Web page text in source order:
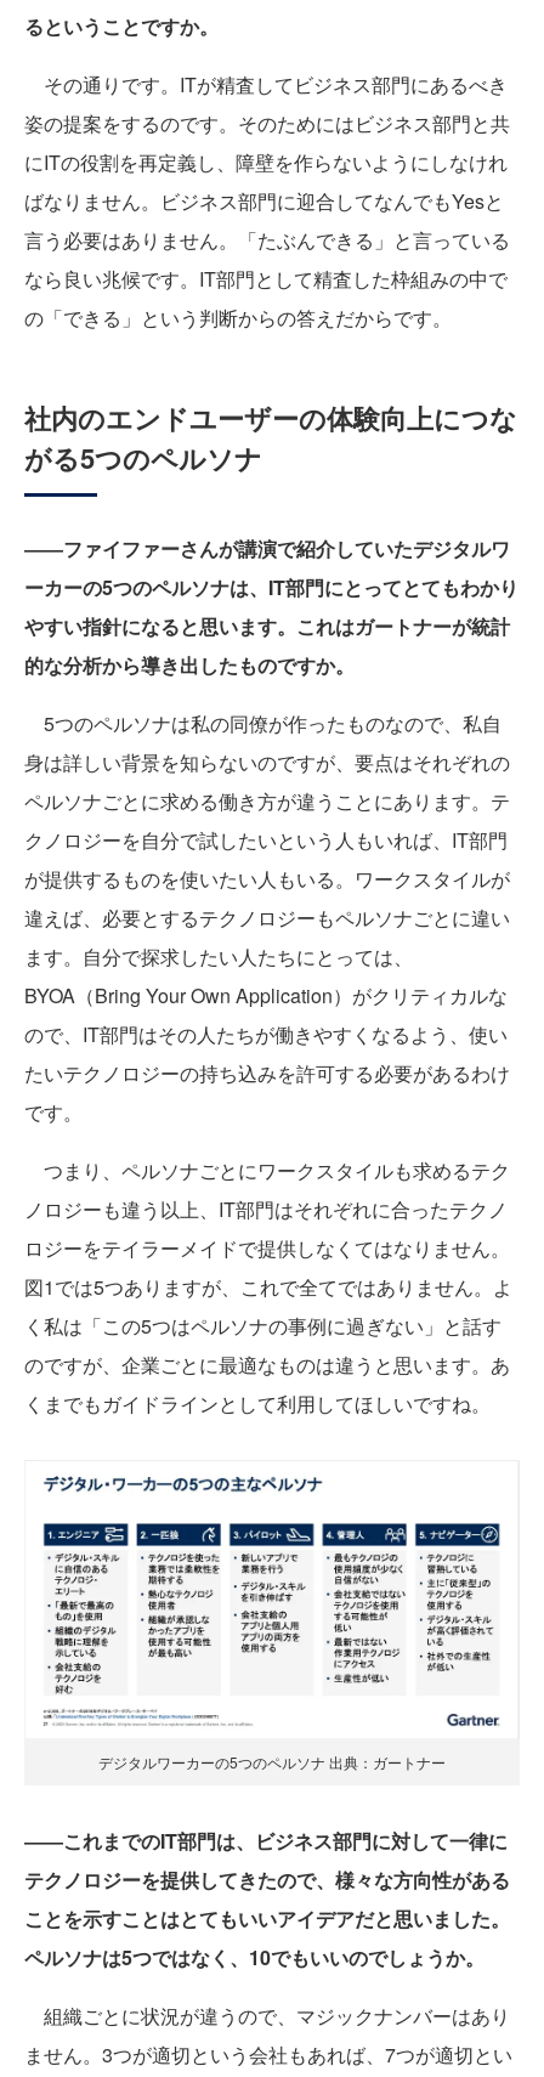
るということですか。
その通りです。ITが精査してビジネス部門にあるべき
姿の提案をするのです。そのためにはビジネス部門と共
にITの役割を再定義し、障壁を作らないようにしなけれ
ばなりません。ビジネス部門に迎合してなんでもYesと
言う必要はありません。「たぶんできる」と言っている
なら良い兆候です。IT部門として精査した枠組みの中で
の「できる」という判断からの答えだからです。
社内のエンドユーザーの体験向上につな
がる5つのペルソナ
――ファイファーさんが講演で紹介していたデジタルワ
ーカーの5つのペルソナは、IT部門にとってとてもわかり
やすい指針になると思います。これはガートナーが統計
的な分析から導き出したものですか。
5つのペルソナは私の同僚が作ったものなので、私自
身は詳しい背景を知らないのですが、要点はそれぞれの
ペルソナごとに求める働き方が違うことにあります。テ
クノロジーを自分で試したいという人もいれば、IT部門
が提供するものを使いたい人もいる。ワークスタイルが
違えば、必要とするテクノロジーもペルソナごとに違い
ます。自分で探求したい人たちにとっては、
BYOA（Bring Your Own Application）がクリティカルな
ので、IT部門はその人たちが働きやすくなるよう、使い
たいテクノロジーの持ち込みを許可する必要があるわけ
です。
つまり、ペルソナごとにワークスタイルも求めるテク
ノロジーも違う以上、IT部門はそれぞれに合ったテクノ
ロジーをテイラーメイドで提供しなくてはなりません。
図1では5つありますが、これで全てではありません。よ
く私は「この5つはペルソナの事例に過ぎない」と話す
のですが、企業ごとに最適なものは違うと思います。あ
くまでもガイドラインとして利用してほしいですね。
デジタルワーカーの5つのペルソナ 出典：ガートナー
――これまでのIT部門は、ビジネス部門に対して一律に
テクノロジーを提供してきたので、様々な方向性がある
ことを示すことはとてもいいアイデアだと思いました。
ペルソナは5つではなく、10でもいいのでしょうか。
組織ごとに状況が違うので、マジックナンバーはあり
ません。3つが適切という会社もあれば、7つが適切とい